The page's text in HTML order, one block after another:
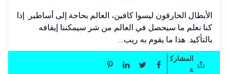
الأبطال الخارقون ليسوا كافين، العالم بحاجة إلى أساطير. إذا
كنا نعلم ما سيحصل في العالم من شر سيمكننا إيقافه
بالتأكيد. هذا ما يقوم به ريب…
المشارك
ة